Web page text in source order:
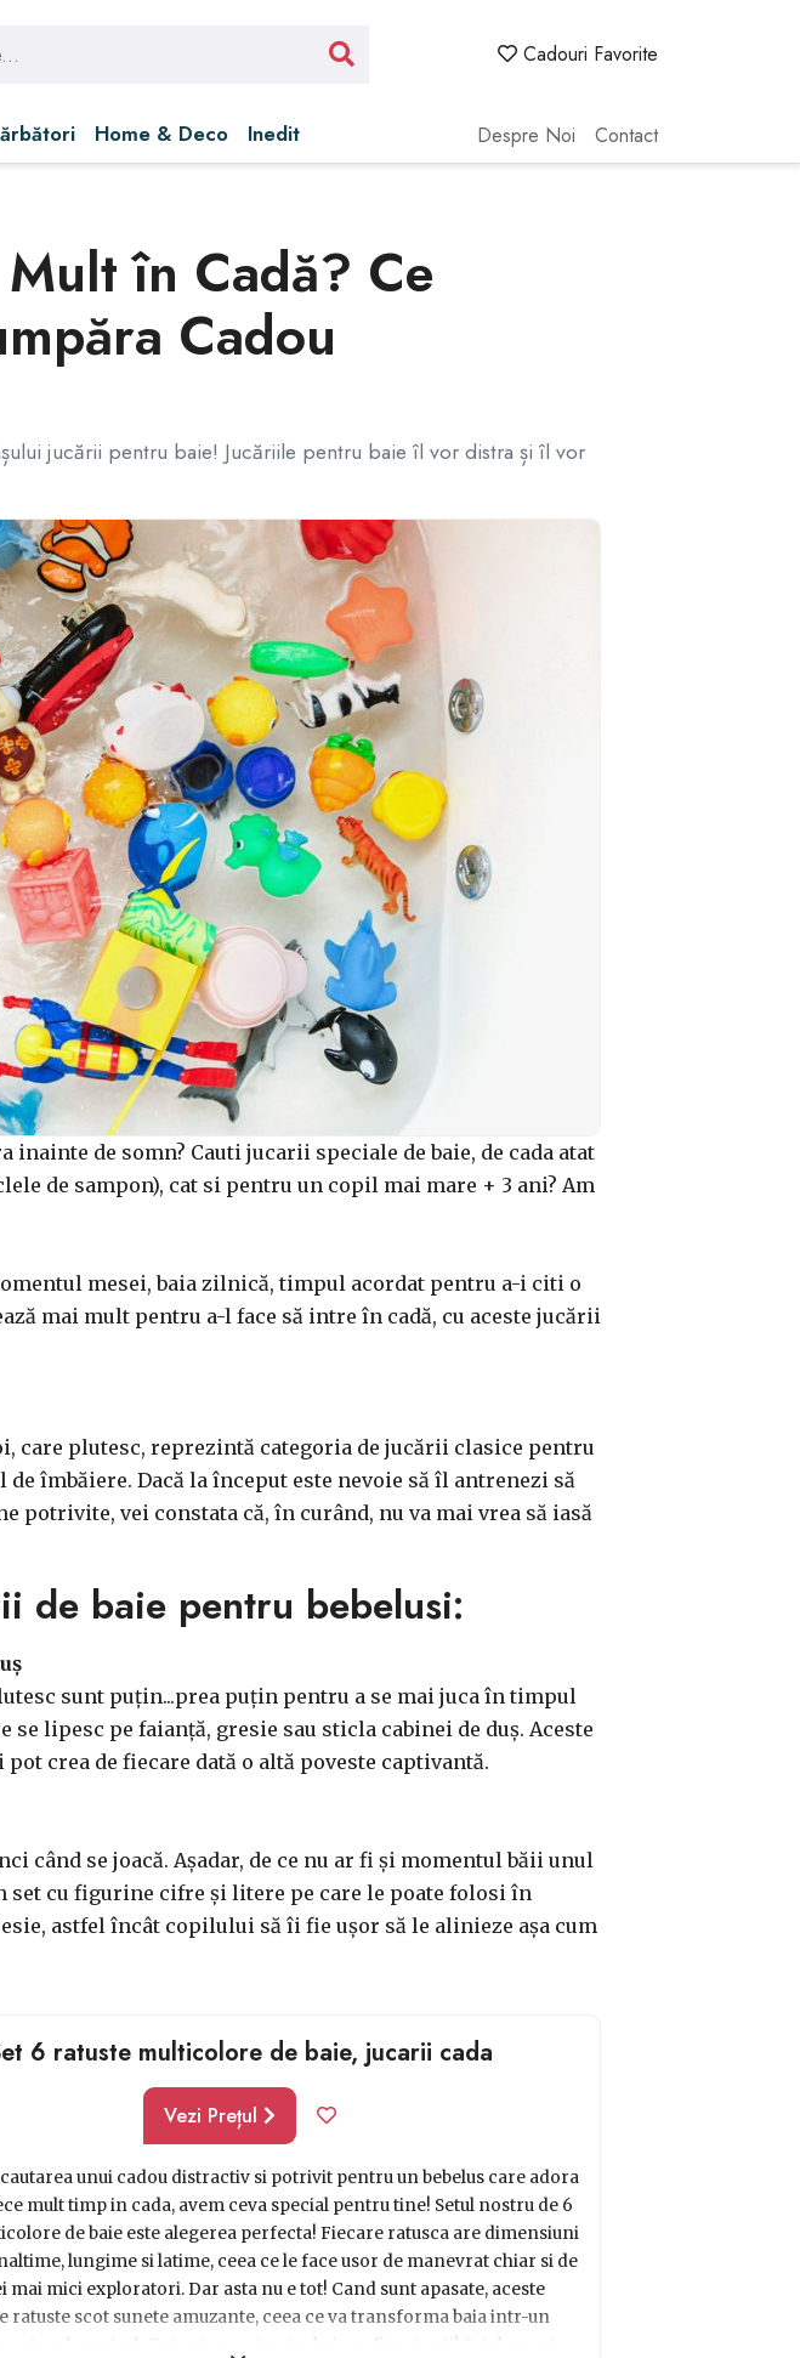
Cadouri Favorite
Home & Deco Inedit Despre Noi Contact
în Cadă? Ce
Cadou
jucării pentru baie! Jucăriile pentru baie îl vor distra și îl vor
de somn? Cauti jucarii speciale de baie, de cada atat
de sampon), cat si pentru un copil mai mare + 3 ani? Am
mesei, baia zilnică, timpul acordat pentru a-i citi o
mai mult pentru a-l face să intre în cadă, cu aceste jucării
care plutesc, reprezintă categoria de jucării clasice pentru
îmbăiere. Dacă la început este nevoie să îl antrenezi să
potrivite, vei constata că, în curând, nu va mai vrea să iasă
de baie pentru bebelusi:
sunt puțin...prea puțin pentru a se mai juca în timpul
lipesc pe faianță, gresie sau sticla cabinei de duș. Aceste
crea de fiecare dată o altă poveste captivantă.
se joacă. Așadar, de ce nu ar fi și momentul băii unul
set cu figurine cifre și litere pe care le poate folosi în
astfel încât copilului să îi fie ușor să le alinieze așa cum
6 ratuste multicolore de baie, jucarii cada
Vezi Prețul
unui cadou distractiv si potrivit pentru un bebelus care adora
mult timp in cada, avem ceva special pentru tine! Setul nostru de 6
de baie este alegerea perfecta! Fiecare ratusca are dimensiuni
lungime si latime, ceea ce le face usor de manevrat chiar si de
mai mici exploratori. Dar asta nu e tot! Cand sunt apasate, aceste
ratuste scot sunete amuzante, ceea ce va transforma baia intr-un
muzical. Cu toate acestea, trebuie sa fim atenti! Setul nu este